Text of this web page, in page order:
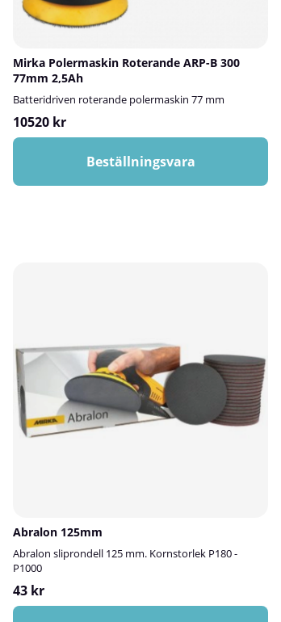
Mirka Polermaskin Roterande ARP-B 300
77mm 2,5Ah
Batteridriven roterande polermaskin 77 mm
10520 kr
Beställningsvara
Abralon 125mm
Abralon sliprondell 125 mm. Kornstorlek P180 -
P1000
43 kr